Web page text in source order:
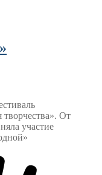
творчества». От
участие